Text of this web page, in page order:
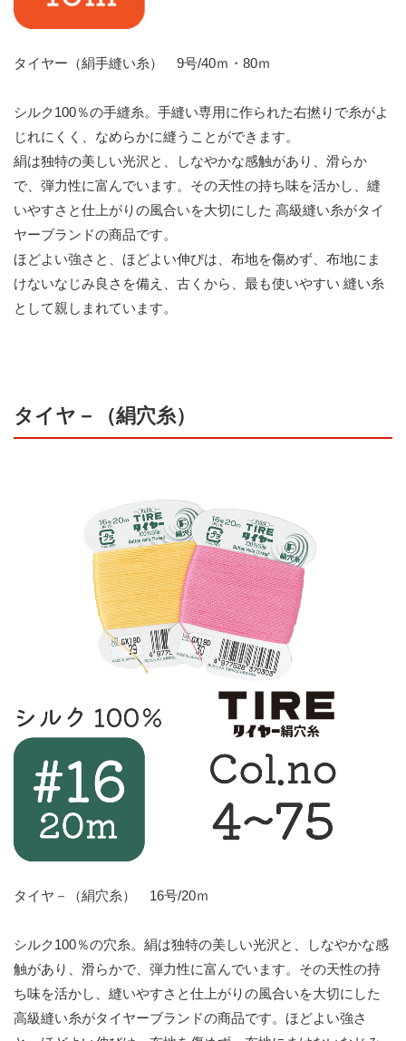
タイヤー（絹手縫い糸） 9号/40ｍ・80ｍ
シルク100％の手縫糸。手縫い専用に作られた右撚りで糸がよ
じれにくく、なめらかに縫うことができます。
絹は独特の美しい光沢と、しなやかな感触があり、滑らか
で、弾力性に富んでいます。その天性の持ち味を活かし、縫
いやすさと仕上がりの風合いを大切にした 高級縫い糸がタイ
ヤーブランドの商品です。
ほどよい強さと、ほどよい伸びは、布地を傷めず、布地にま
けないなじみ良さを備え、古くから、最も使いやすい 縫い糸
として親しまれています。
タイヤ－（絹穴糸）
タイヤ－（絹穴糸） 16号/20ｍ
シルク100％の穴糸。絹は独特の美しい光沢と、しなやかな感
触があり、滑らかで、弾力性に富んでいます。その天性の持
ち味を活かし、縫いやすさと仕上がりの風合いを大切にした
高級縫い糸がタイヤーブランドの商品です。ほどよい強さ